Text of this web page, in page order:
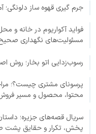
جرم گیری قهوه ساز
فواید آکواریوم در خانه و
مسئولیت‌های نگهداری
رسوب‌زدایی اتو بخار؛ روش
پرسونای مشتری چیست؟؛
محتوا، محصول و مسیر
پخش، تکرار و حقایق پشت